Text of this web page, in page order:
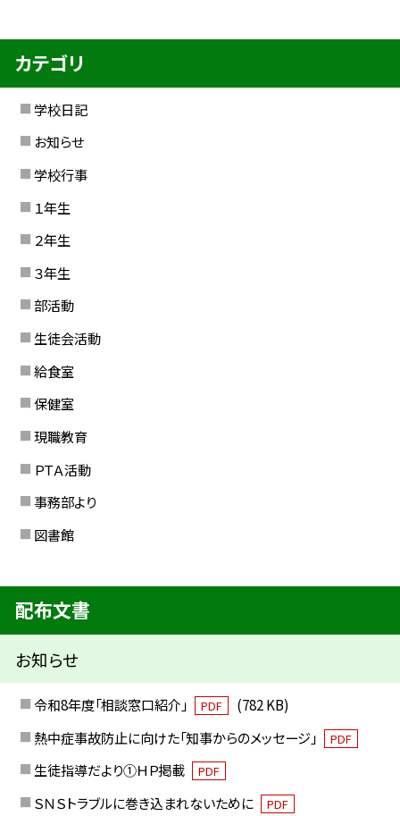
カテゴリ
学校日記
お知らせ
学校行事
１年生
２年生
３年生
部活動
生徒会活動
給食室
保健室
現職教育
ＰＴＡ活動
事務部より
図書館
配布文書
お知らせ
令和8年度「相談窓口紹介」 PDF
(782 KB)
熱中症事故防止に向けた「知事からのメッセージ」
PDF
生徒指導だより①ＨＰ掲載 PDF
ＳＮＳトラブルに巻き込まれないために PDF